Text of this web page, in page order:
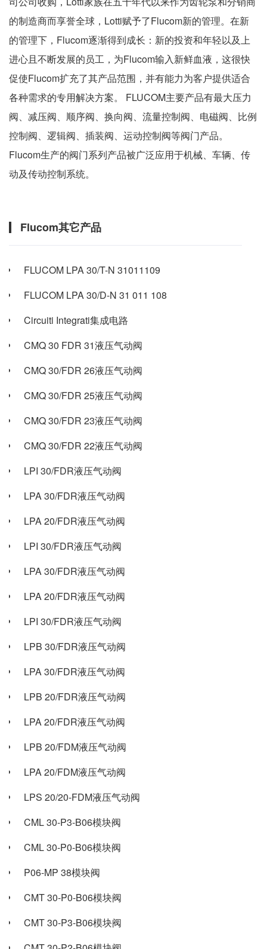
的制造商而享誉全球，Lotti赋予了Flucom新的管理。在新
的管理下，Flucom逐渐得到成长：新的投资和年轻以及上
进心且不断发展的员工，为Flucom输入新鲜血液，这很快
促使Flucom扩充了其产品范围，并有能力为客户提供适合
各种需求的专用解决方案。 FLUCOM主要产品有最大压力
阀、减压阀、顺序阀、换向阀、流量控制阀、电磁阀、比例
控制阀、逻辑阀、插装阀、运动控制阀等阀门产品。
Flucom生产的阀门系列产品被广泛应用于机械、车辆、传
动及传动控制系统。
Flucom其它产品
FLUCOM LPA 30/T-N 31011109
FLUCOM LPA 30/D-N 31 011 108
Circuiti Integrati集成电路
CMQ 30 FDR 31液压气动阀
CMQ 30/FDR 26液压气动阀
CMQ 30/FDR 25液压气动阀
CMQ 30/FDR 23液压气动阀
CMQ 30/FDR 22液压气动阀
LPI 30/FDR液压气动阀
LPA 30/FDR液压气动阀
LPA 20/FDR液压气动阀
LPI 30/FDR液压气动阀
LPA 30/FDR液压气动阀
LPA 20/FDR液压气动阀
LPI 30/FDR液压气动阀
LPB 30/FDR液压气动阀
LPA 30/FDR液压气动阀
LPB 20/FDR液压气动阀
LPA 20/FDR液压气动阀
LPB 20/FDM液压气动阀
LPA 20/FDM液压气动阀
LPS 20/20-FDM液压气动阀
CML 30-P3-B06模块阀
CML 30-P0-B06模块阀
P06-MP 38模块阀
CMT 30-P0-B06模块阀
CMT 30-P3-B06模块阀